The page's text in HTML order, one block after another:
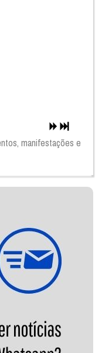
manifestações e